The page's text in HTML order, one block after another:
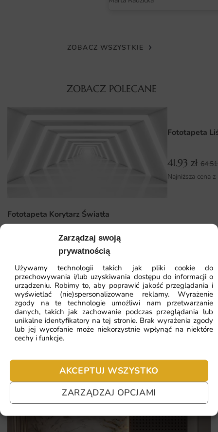
Zarządzaj swoją
prywatnością
Używamy technologii takich jak pliki cookie do
przechowywania i/lub uzyskiwania dostępu do informacji o
urządzeniu. Robimy to, aby poprawić jakość przeglądania i
wyświetlać (nie)spersonalizowane reklamy. Wyrażenie
zgody na te technologie umożliwi nam przetwarzanie
danych, takich jak zachowanie podczas przeglądania lub
unikalne identyfikatory na tej stronie. Brak wyrażenia zgody
lub jej wycofanie może niekorzystnie wpłynąć na niektóre
cechy i funkcje.
AKCEPTUJ WSZYSTKO
ZARZĄDZAJ OPCJAMI
potęguje wrażenie głębi i trójwymiarowości. Materiał jest
intensywnie użytkowanych pomieszczeniach.
wymiarach, co pozwala na idealne dopasowanie jej do
wymiar, dzięki czemu można zrealizować nawet
najbardziej nietypowe projekty aranżacyjne. Montaż
fototapety jest niezwykle prosty i nie wymaga
odpowiednie kleje oraz narzędzia, a sam proces aplikacji
jest szybki i przyjemny. Dzięki temu każdy może
Dlaczego warto wybrać tę fototapetę
Wysokiej jakości materiały zapewniają trwałość i estetykę
na lata.
Wyjątkowy design inspirowany duchowością i refleksją.
Uniwersalne zastosowanie w różnych pomieszczeniach.
Łatwy montaż, dostępne różne wymiary i możliwość
personalizacji.
ZOBACZ WSZYSTKIE
ZOBACZ POLECANE
Fototapeta Korytarz Światła
Najniższa cena z 30 dni:
Fototapeta
41.93 zł
Najniższa cena
ZOBACZ WSZYSTKIE
Najczęściej zadawane pytania
nie chcesz czekać – sprawdź najczęściej zadawane pytania.